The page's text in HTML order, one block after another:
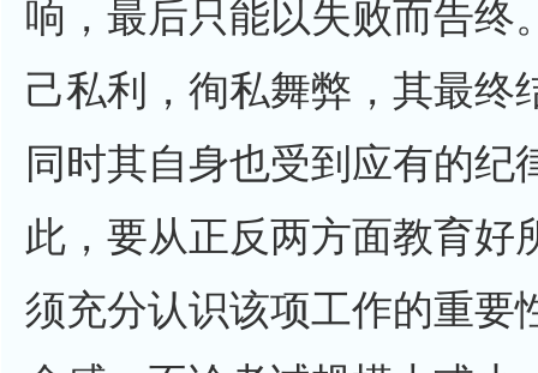
响，最后只能以失败而告终
己私利，徇私舞弊，其最终
同时其自身也受到应有的纪
此，要从正反两方面教育好
须充分认识该项工作的重要